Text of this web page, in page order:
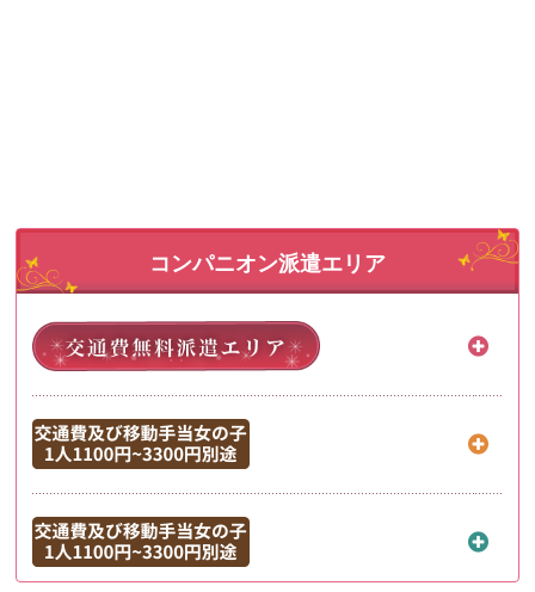
コンパニオン派遣エリア